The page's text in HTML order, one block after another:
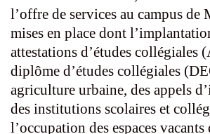
l’offre de services au campus de
mises en place dont
attestations d’études collégiales
diplôme d’études collégiales
agriculture urbaine, des appels
des institutions scolaires et
l’occupation des espaces